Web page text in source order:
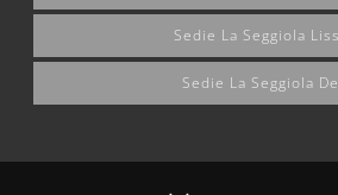
Sedie La Seggiola
Sedie La Seggiola